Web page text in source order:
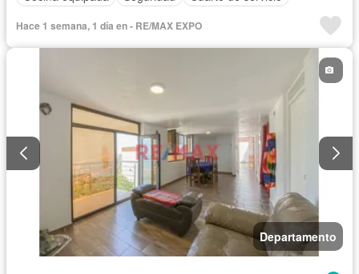
Hace 1 semana, 1 día en - RE/MAX EXPO
Departamento